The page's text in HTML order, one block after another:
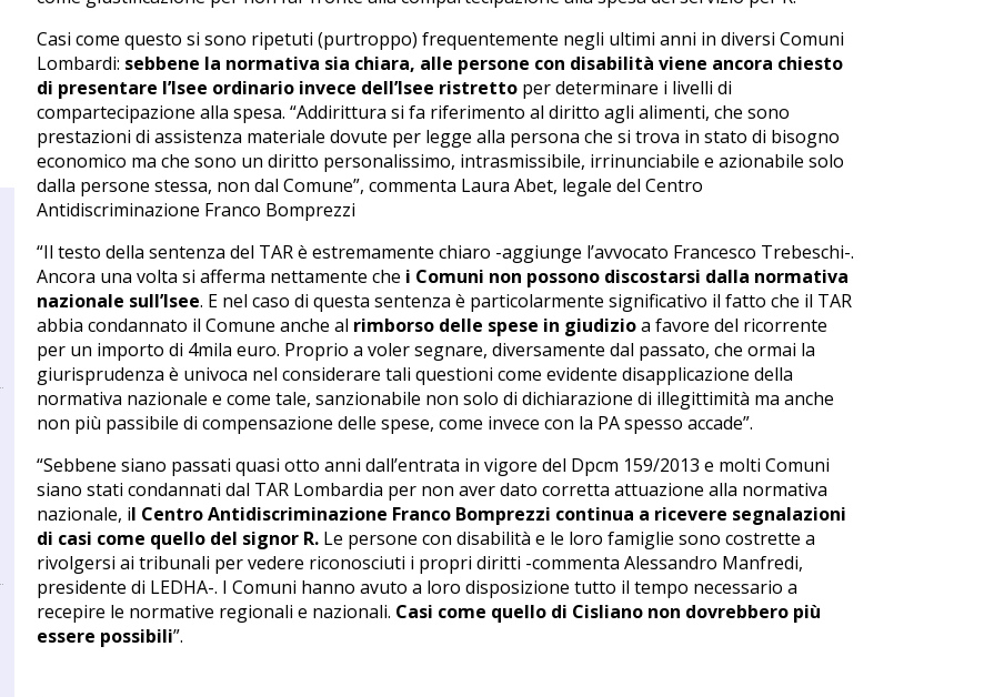
Casi come questo si sono ripetuti (purtroppo) frequentemente negli ultimi anni in diversi Comuni
Lombardi: sebbene la normativa sia chiara, alle persone con disabilità viene ancora chiesto
di presentare l’Isee ordinario invece dell’Isee ristretto per determinare i livelli di
compartecipazione alla spesa. “Addirittura si fa riferimento al diritto agli alimenti, che sono
prestazioni di assistenza materiale dovute per legge alla persona che si trova in stato di bisogno
economico ma che sono un diritto personalissimo, intrasmissibile, irrinunciabile e azionabile solo
dalla persone stessa, non dal Comune”, commenta Laura Abet, legale del Centro
Antidiscriminazione Franco Bomprezzi
“Il testo della sentenza del TAR è estremamente chiaro -aggiunge l’avvocato Francesco Trebeschi-.
Ancora una volta si afferma nettamente che i Comuni non possono discostarsi dalla normativa
nazionale sull’Isee. E nel caso di questa sentenza è particolarmente significativo il fatto che il TAR
abbia condannato il Comune anche al rimborso delle spese in giudizioa favore del ricorrente
per un importo di 4mila euro. Proprio a voler segnare, diversamente dal passato, che ormai la
giurisprudenza è univoca nel considerare tali questioni come evidente disapplicazione della
normativa nazionale e come tale, sanzionabile non solo di dichiarazione di illegittimità ma anche
non più passibile di compensazione delle spese, come invece con la PA spesso accade”.
“Sebbene siano passati quasi otto anni dall’entrata in vigore del Dpcm 159/2013 e molti Comuni
siano stati condannati dal TAR Lombardia per non aver dato corretta attuazione alla normativa
nazionale, il Centro Antidiscriminazione Franco Bomprezzi continua a ricevere segnalazioni
di casi come quello del signor R. Le persone con disabilità e le loro famiglie sono costrette a
rivolgersi ai tribunali per vedere riconosciuti i propri diritti -commenta Alessandro Manfredi,
presidente di LEDHA-. I Comuni hanno avuto a loro disposizione tutto il tempo necessario a
recepire le normative regionali e nazionali. Casi come quello di Cisliano non dovrebbero più
essere possibili”.